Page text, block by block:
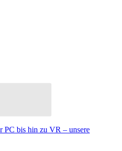
PC bis hin zu VR – unsere